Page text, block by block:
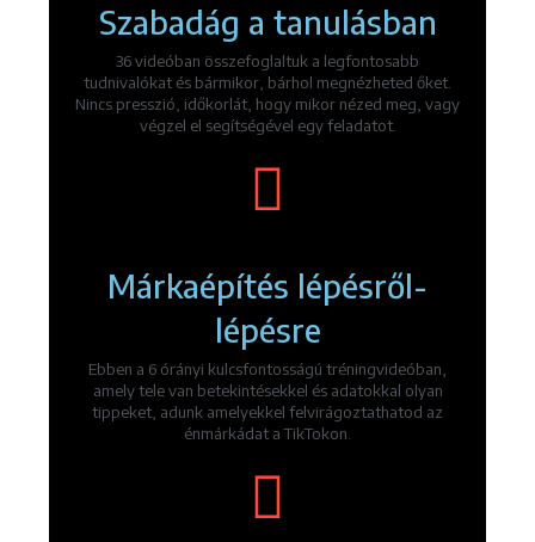
Szabadág a tanulásban
36 videóban összefoglaltuk a legfontosabb
tudnivalókat és bármikor, bárhol megnézheted őket.
Nincs presszió, időkorlát, hogy mikor nézed meg, vagy
végzel el segítségével egy feladatot.
Márkaépítés lépésről-
lépésre
Ebben a 6 órányi kulcsfontosságú tréningvideóban,
amely tele van betekintésekkel és adatokkal olyan
tippeket, adunk amelyekkel felvirágoztathatod az
énmárkádat a TikTokon.